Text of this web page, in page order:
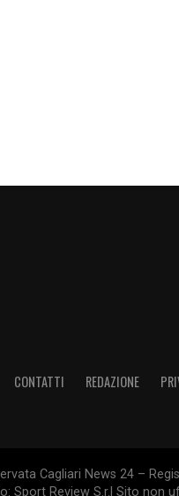
CONTATTI REDAZIONE
Cagliari News 24 –
Sport Review S.r.l Sito non